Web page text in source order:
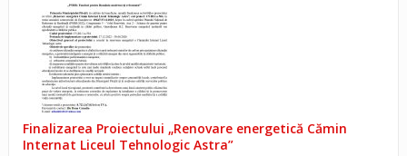
Finalizarea Proiectului „Renovare energetică Cămin
Internat Liceul Tehnologic Astra”